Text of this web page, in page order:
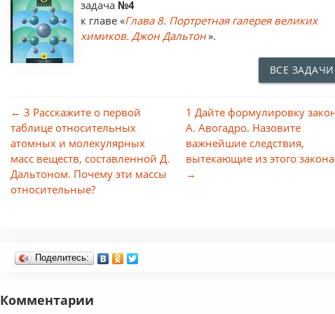
задача №4
к главе «Глава 8. Портретная галерея великих
химиков. Джон Дальтон».
ВСЕ ЗАДАЧИ
← 3 Расскажите о первой
таблице относительных
атомных и молекулярных
масс веществ, составленной Д.
Дальтоном. Почему эти массы
относительные?
1 Дайте формулировку
А. Авогадро. Назовите
важнейшие следствия,
вытекающие из этого
→
Поделитесь:
Комментарии